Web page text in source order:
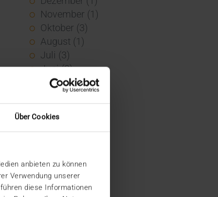
Über Cookies
anbieten zu können
Verwendung unserer
diese Informationen
November (1)
Oktober (3)
August (1)
Juli (3)
Juni (3)
Mai (7)
April (4)
Februar (3)
Dezember (5)
November (6)